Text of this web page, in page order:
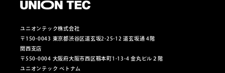
ユニオンテック株式会社
〒150-0043 東京都渋谷区道玄坂2-25-12 道玄坂通 4階
関西支店
〒550-0004 大阪府大阪市西区靱本町1-13-4 金丸ビル２階
ユニオンテック ベトナム